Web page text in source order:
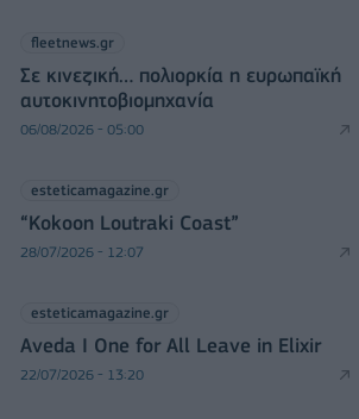
fleetnews.gr
Σε κινεζική… πολιορκία η ευρωπαϊκή
αυτοκινητοβιομηχανία
06/08/2026 - 05:00
esteticamagazine.gr
“Kokoon Loutraki Coast”
28/07/2026 - 12:07
esteticamagazine.gr
Aveda I One for All Leave in Elixir
22/07/2026 - 13:20